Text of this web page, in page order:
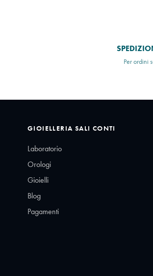
Per ordini
GIOIELLERIA SALI CONTI
Laboratorio
Orologi
Gioielli
Blog
Pagamenti